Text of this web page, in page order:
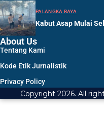
PALANGKA RAYA
Kabut Asap Mulai
About Us
Tentang Kami
Kode Etik Jurnalistik
Privacy Policy
Copyright 2026. All